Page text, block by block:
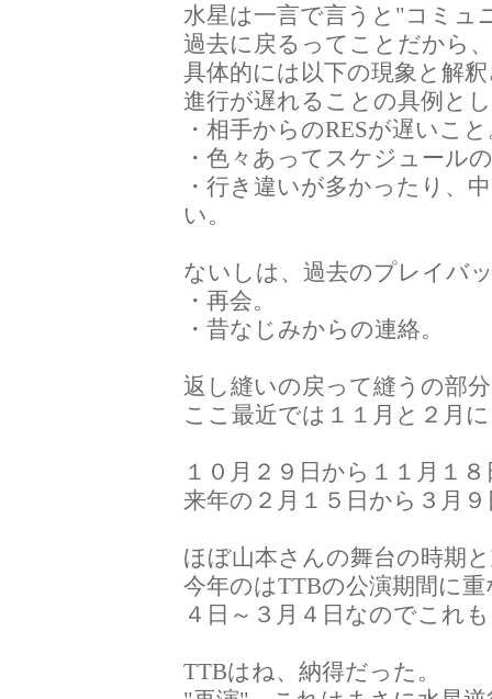
水星は一言で言うと"コミュ
過去に戻るってことだから
具体的には以下の現象と解
進行が遅れることの具例と
・相手からのRESが遅いこ
・色々あってスケジュール
・行き違いが多かったり、
い。
ないしは、過去のプレイバ
・再会。
・昔なじみからの連絡。
返し縫いの戻って縫うの部
ここ最近では１１月と２月
１０月２９日から１１月１
来年の２月１５日から３月
ほぼ山本さんの舞台の時期
今年のはTTBの公演期間に
４日～３月４日なのでこれ
TTBはね、納得だった。